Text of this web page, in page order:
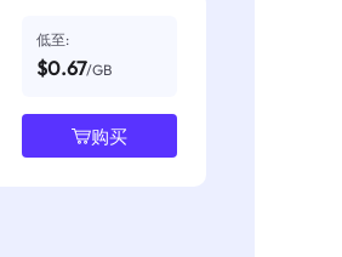
低至:
$0.67/GB
购买